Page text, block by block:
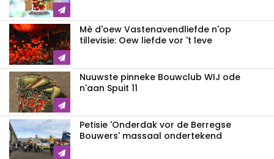
Mè d'oew Vastenavendliefde n'op
tillevisie: Oew liefde vor 't leve
Nuuwste pinneke Bouwclub WIJ ode
n'aan Spuit 11
Petisie 'Onderdak vor de Berregse
Bouwers' massaal ondertekend